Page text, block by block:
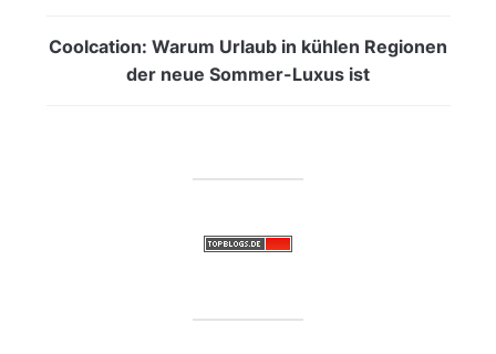
Coolcation: Warum Urlaub in kühlen Regionen
der neue Sommer-Luxus ist